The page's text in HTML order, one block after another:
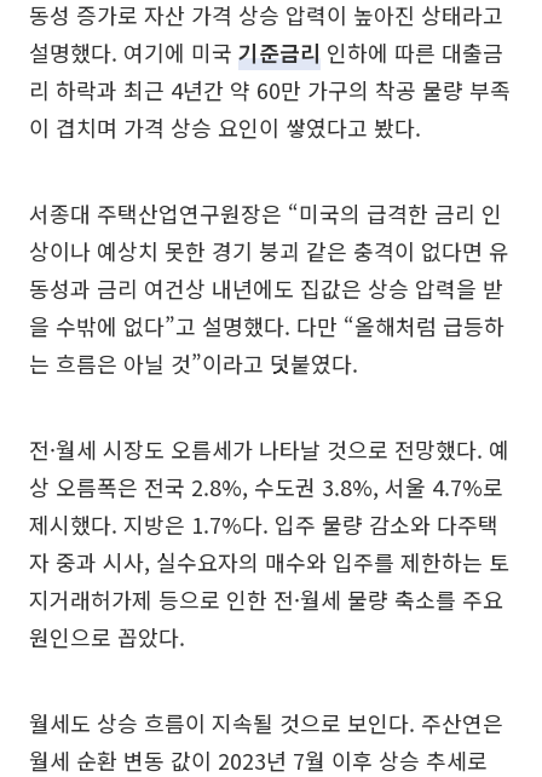
동성 증가로 자산 가격 상승 압력이 높아진 상태라고
설명했다. 여기에 미국 기준금리 인하에 따른 대출금
리 하락과 최근 4년간 약 60만 가구의 착공 물량 부족
이 겹치며 가격 상승 요인이 쌓였다고 봤다.
서종대 주택산업연구원장은 “미국의 급격한 금리 인
상이나 예상치 못한 경기 붕괴 같은 충격이 없다면 유
동성과 금리 여건상 내년에도 집값은 상승 압력을 받
을 수밖에 없다”고 설명했다. 다만 “올해처럼 급등하
는 흐름은 아닐 것”이라고 덧붙였다.
전·월세 시장도 오름세가 나타날 것으로 전망했다. 예
상 오름폭은 전국 2.8%, 수도권 3.8%, 서울 4.7%로
제시했다. 지방은 1.7%다. 입주 물량 감소와 다주택
자 중과 시사, 실수요자의 매수와 입주를 제한하는 토
지거래허가제 등으로 인한 전·월세 물량 축소를 주요
원인으로 꼽았다.
월세도 상승 흐름이 지속될 것으로 보인다. 주산연은
월세 순환 변동 값이 2023년 7월 이후 상승 추세로